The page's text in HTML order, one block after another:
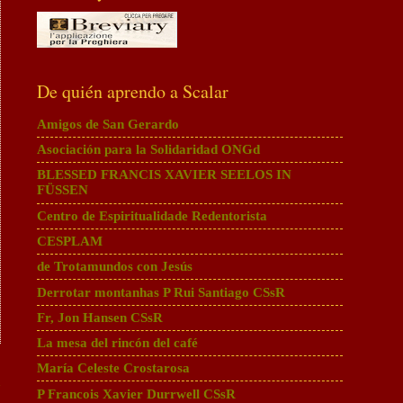
De quién aprendo a Scalar
Amigos de San Gerardo
Asociación para la Solidaridad ONGd
BLESSED FRANCIS XAVIER SEELOS IN
FÜSSEN
Centro de Espiritualidade Redentorista
CESPLAM
de Trotamundos con Jesús
Derrotar montanhas P Rui Santiago CSsR
Fr, Jon Hansen CSsR
La mesa del rincón del café
María Celeste Crostarosa
P Francois Xavier Durrwell CSsR